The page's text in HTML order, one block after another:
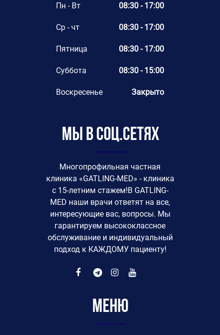
Пн - Вт 08:30 - 17:00
Ср - чт 08:30 - 17:00
Пятница 08:30 - 17:00
Суббота 08:30 - 15:00
Воскресенье Закрыто
Мы в соц.сетях
Многопрофильная частная
клиника «GATLING-MED» - клиника
с 15-летним стажем!В GATLING-
MED наши врачи ответят на все,
интересующие вас, вопросы. Мы
гарантируем высококлассное
обслуживание и индивидуальный
подход к КАЖДОМУ пациенту!
Меню